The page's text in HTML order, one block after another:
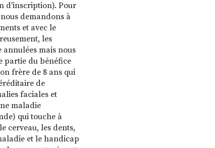
d'inscription). Pour
demandons à
et avec le
les
mais nous
partie du bénéfice
frère de 8 ans qui
de
faciales et
maladie
qui touche à
cerveau, les dents,
et le handicap